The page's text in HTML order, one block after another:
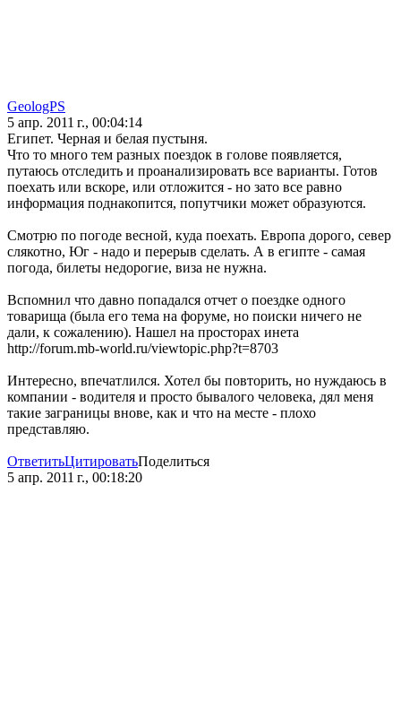
GeologPS
5 апр. 2011 г., 00:04:14
Египет. Черная и белая пустыня.
Что то много тем разных поездок в голове появляется,
путаюсь отследить и проанализировать все варианты. Готов
поехать или вскоре, или отложится - но зато все равно
информация поднакопится, попутчики может образуются.
Смотрю по погоде весной, куда поехать. Европа дорого, север
слякотно, Юг - надо и перерыв сделать. А в египте - самая
погода, билеты недорогие, виза не нужна.
Вспомнил что давно попадался отчет о поездке одного
товарища (была его тема на форуме, но поиски ничего не
дали, к сожалению). Нашел на просторах инета
http://forum.mb-world.ru/viewtopic.php?t=8703
Интересно, впечатлился. Хотел бы повторить, но нуждаюсь в
компании - водителя и просто бывалого человека, дял меня
такие заграницы внове, как и что на месте - плохо
представляю.
ОтветитьЦитироватьПоделиться
5 апр. 2011 г., 00:18:20